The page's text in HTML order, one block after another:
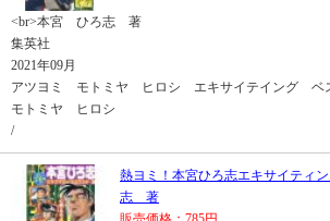
<br>本宮 ひろ志 著
集英社
2021年09月
アツヨミ モトミヤ ヒロシ エキサイテイング ベ
モトミヤ ヒロシ
/
熱ヨミ！本宮ひろ志エキサイテ
志 著